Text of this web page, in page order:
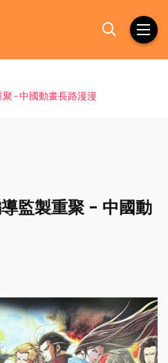
聚 - 中國動畫長路漫漫
導監製重聚 - 中國動